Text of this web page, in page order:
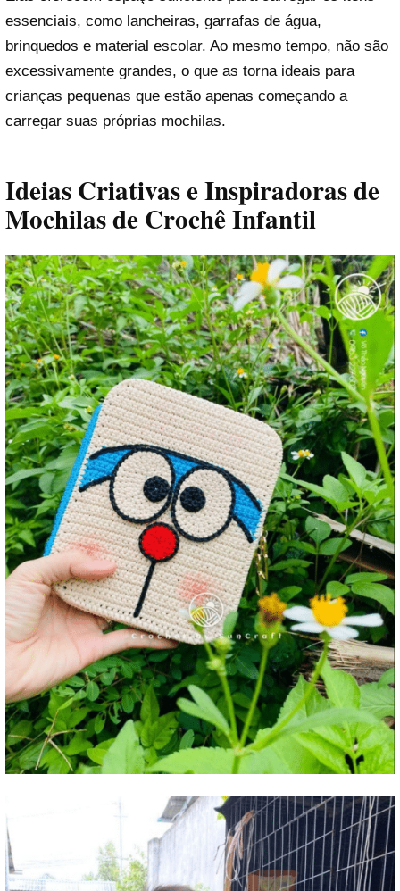
essenciais, como lancheiras, garrafas de água,
brinquedos e material escolar. Ao mesmo tempo, não são
excessivamente grandes, o que as torna ideais para
crianças pequenas que estão apenas começando a
carregar suas próprias mochilas.
Ideias Criativas e Inspiradoras de
Mochilas de Crochê Infantil